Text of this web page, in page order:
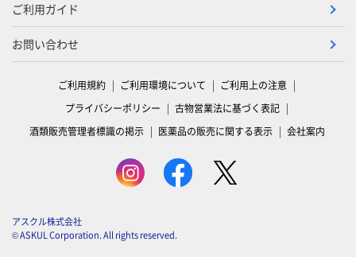
ご利用ガイド
お問い合わせ
ご利用規約 ご利用環境について
ご利用上の注意
プライバシーポリシー
古物営業法に基づく表記
酒類販売管理者標識の掲示
医薬品の販売に関する表示 会社案内
アスクル株式会社
© ASKUL Corporation. All rights reserved.